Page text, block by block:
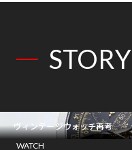
STORY
ヴィンテージウォッチ再考
WATCH